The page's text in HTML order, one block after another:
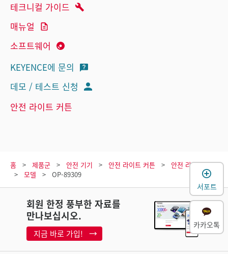
테크니컬 가이드
매뉴얼
소프트웨어
KEYENCE에 문의
데모 / 테스트 신청
안전 라이트 커튼
홈 제품군 안전 기기 안전 라이트 커튼
안전 라이트 커튼
모델
OP-89309
회원 한정 풍부한 자료를
만나보십시오.
지금 바로 가입!
서포트
카카오톡